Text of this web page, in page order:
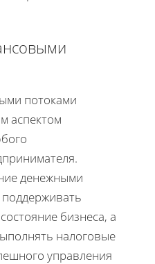
потоками
аспектом
денежными
бизнеса, а
налоговые
управления